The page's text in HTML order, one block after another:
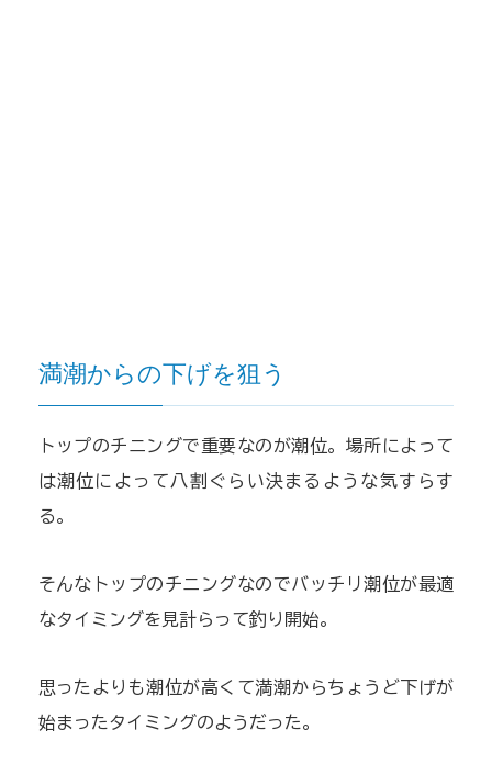
満潮からの下げを狙う
トップのチニングで重要なのが潮位。場所によって
は潮位によって八割ぐらい決まるような気すらす
る。
そんなトップのチニングなのでバッチリ潮位が最適
なタイミングを見計らって釣り開始。
思ったよりも潮位が高くて満潮からちょうど下げが
始まったタイミングのようだった。